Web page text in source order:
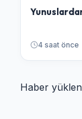
4 saat önce
Haber